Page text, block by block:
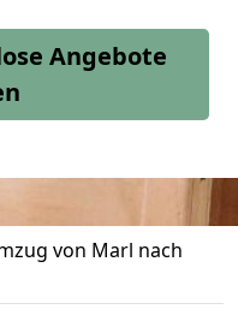
Angebote
von Marl nach